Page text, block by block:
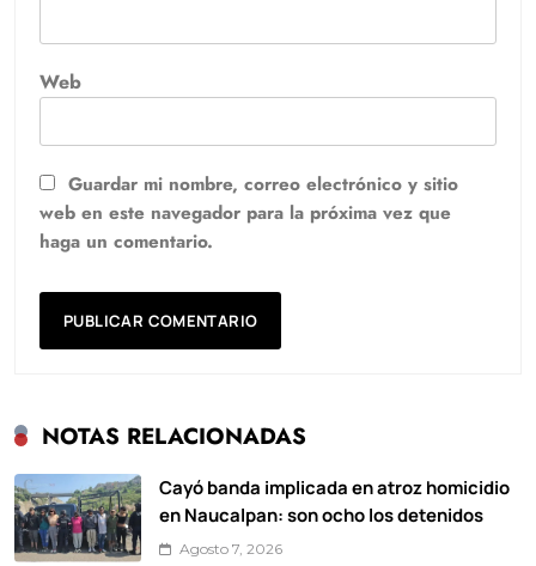
Web
Guardar mi nombre, correo electrónico y sitio
web en este navegador para la próxima vez que
haga un comentario.
NOTAS RELACIONADAS
Cayó banda implicada en atroz homicidio
en Naucalpan: son ocho los detenidos
Agosto 7, 2026